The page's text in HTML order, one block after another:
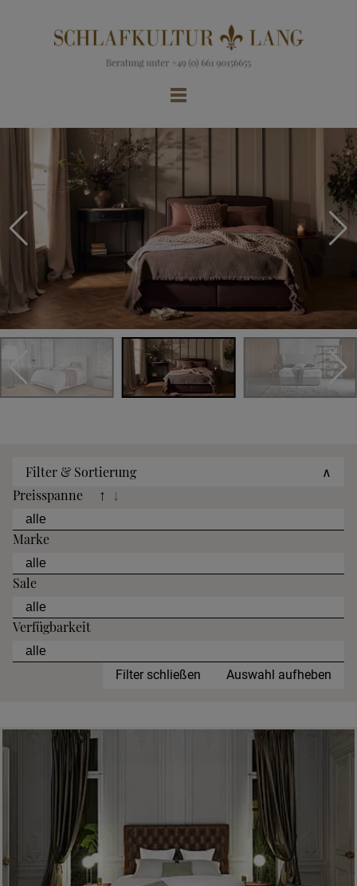
Filter & Sortierung
∧
Preisspanne
↑ ↓
Marke
Sale
Verfügbarkeit
Filter schließen Auswahl aufheben